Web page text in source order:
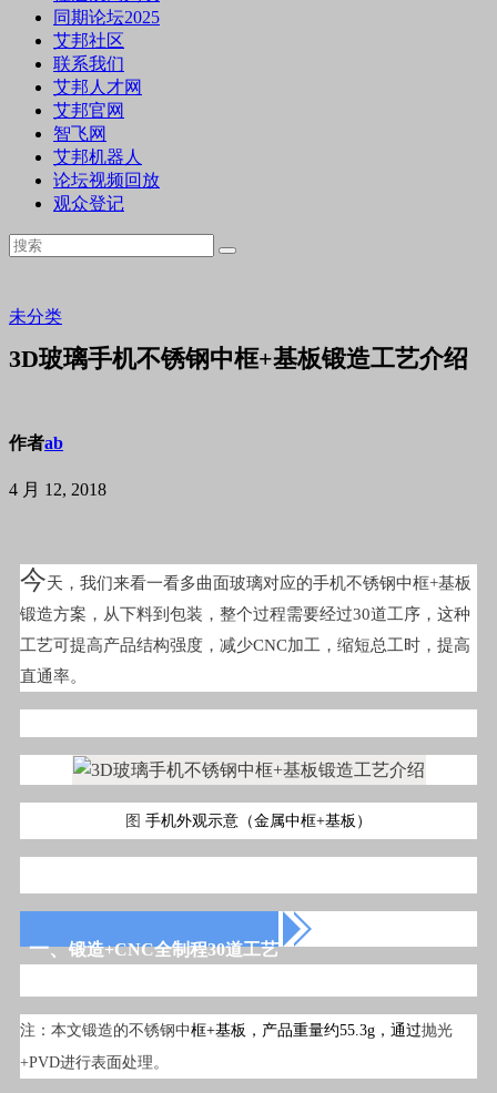
同期论坛2025
艾邦社区
联系我们
艾邦人才网
艾邦官网
智飞网
艾邦机器人
论坛视频回放
观众登记
未分类
3D玻璃手机不锈钢中框+基板锻造工艺介绍
作者ab
4 月 12, 2018
今天，我们来看一看多曲面玻璃对应的手机不锈钢中框+基板
锻造方案，从下料到包装，整个过程需要经过30道工序，这种
工艺可提高产品结构强度，减少CNC加工，缩短总工时，提高
直通率。
图 手机外观示意（金属中框+基板）
一、锻造+CNC全制程30道工艺
注：本文锻造的不锈钢中框+基板，产品重量约55.3g，通过抛光
+PVD进行表面处理。